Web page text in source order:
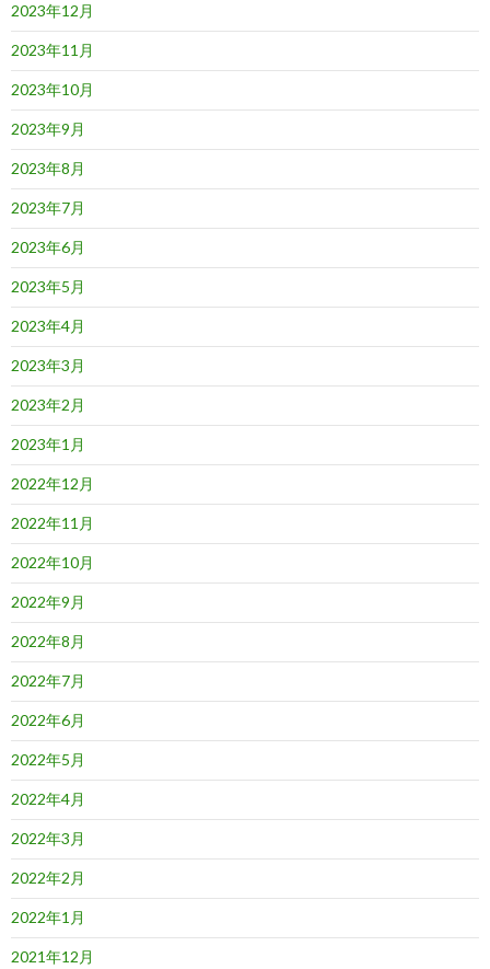
2023年12月
2023年11月
2023年10月
2023年9月
2023年8月
2023年7月
2023年6月
2023年5月
2023年4月
2023年3月
2023年2月
2023年1月
2022年12月
2022年11月
2022年10月
2022年9月
2022年8月
2022年7月
2022年6月
2022年5月
2022年4月
2022年3月
2022年2月
2022年1月
2021年12月